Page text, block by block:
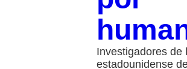
Investigadores de
estadounidense